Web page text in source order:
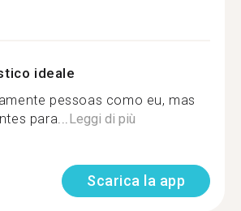
ideale
pessoas como eu, mas
para...Leggi di più
Scarica la app